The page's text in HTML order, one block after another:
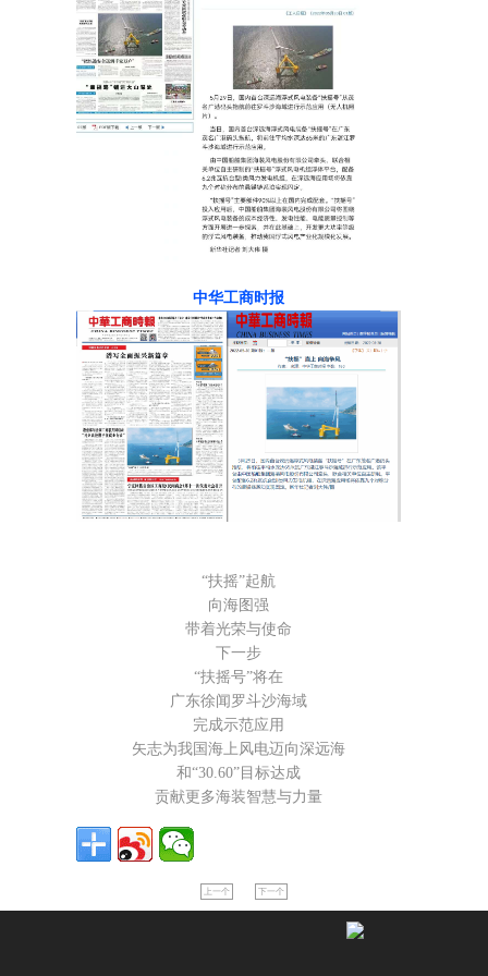
中华工商时报
“扶摇”起航
向海图强
带着光荣与使命
下一步
“扶摇号”将在
广东徐闻罗斗沙海域
完成示范应用
矢志为我国海上风电迈向深远海
和 “30.60” 目标达成
贡献更多海装智慧与力量
上一个 下一个